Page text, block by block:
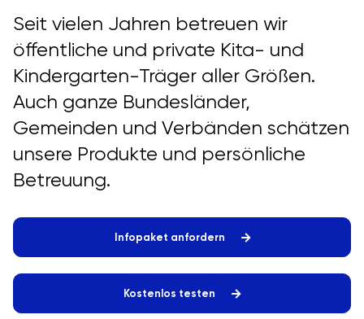
Seit vielen Jahren betreuen wir
öffentliche und private Kita- und
Kindergarten-Träger aller Größen.
Auch ganze Bundesländer,
Gemeinden und Verbänden schätzen
unsere Produkte und persönliche
Betreuung.
Infopaket anfordern
Kostenlos testen